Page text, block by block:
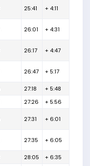
25:41 + 4:11
26:01 + 4:31
26:17 + 4:47
26:47 + 5:17
27:18
+ 5:48
27:26 + 5:56
27:31 + 6:01
27:35 + 6:05
28:05 + 6:35